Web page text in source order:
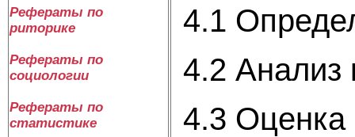
Рефераты по
риторике
Рефераты по
социологии
Рефераты по
статистике
4.1
4.2 Анализ
4.3 Оценка